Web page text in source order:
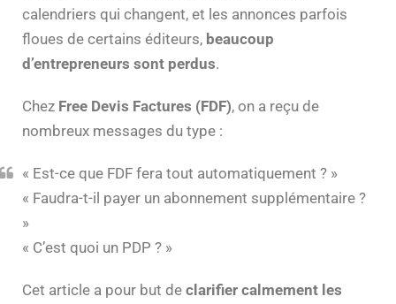
calendriers qui changent, et les annonces parfois
floues de certains éditeurs, beaucoup
d’entrepreneurs sont perdus.
Chez Free Devis Factures (FDF), on a reçu de
nombreux messages du type :
« Est-ce que FDF fera tout automatiquement ? »
« Faudra-t-il payer un abonnement supplémentaire ?
»
« C’est quoi un PDP ? »
Cet article a pour but de clarifier calmement les